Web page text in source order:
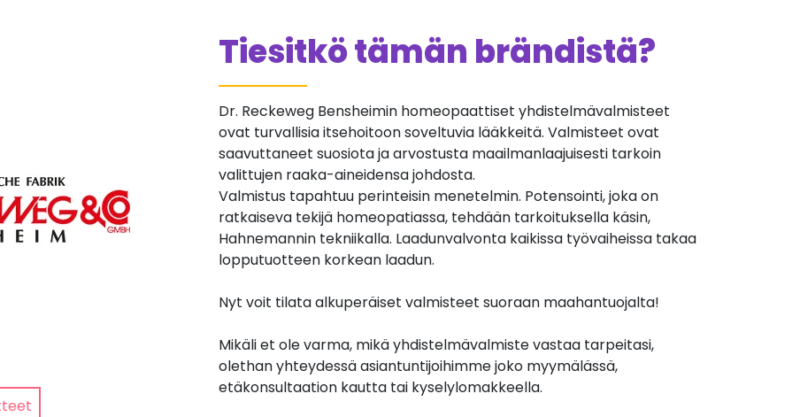
Tiesitkö tämän brändistä?
Dr. Reckeweg Bensheimin homeopaattiset yhdistelmävalmisteet
ovat turvallisia itsehoitoon soveltuvia lääkkeitä. Valmisteet ovat
saavuttaneet suosiota ja arvostusta maailmanlaajuisesti tarkoin
valittujen raaka-aineidensa johdosta.
Valmistus tapahtuu perinteisin menetelmin. Potensointi, joka on
ratkaiseva tekijä homeopatiassa, tehdään tarkoituksella käsin,
Hahnemannin tekniikalla. Laadunvalvonta kaikissa työvaiheissa takaa
lopputuotteen korkean laadun.
Nyt voit tilata alkuperäiset valmisteet suoraan maahantuojalta!
Mikäli et ole varma, mikä yhdistelmävalmiste vastaa tarpeitasi,
olethan yhteydessä asiantuntijoihimme joko myymälässä,
etäkonsultaation kautta tai kyselylomakkeella.